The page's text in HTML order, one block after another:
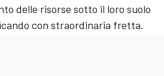
delle risorse sotto il loro suolo
con straordinaria fretta.